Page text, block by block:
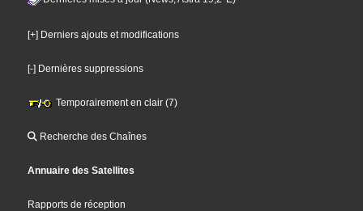
[+] Derniers ajouts et modifications
[-] Dernières suppressions
Temporairement en clair (7)
Recherche des Chaînes
Annuaire des Satellites
Rapports de réception